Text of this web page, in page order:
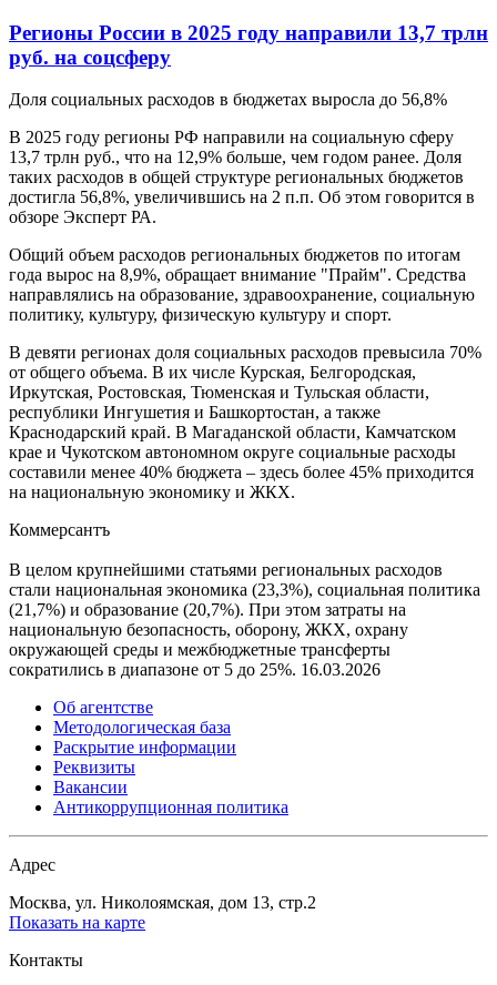
Регионы России в 2025 году направили 13,7 трлн
руб. на соцсферу
Доля социальных расходов в бюджетах выросла до 56,8%
В 2025 году регионы РФ направили на социальную сферу
13,7 трлн руб., что на 12,9% больше, чем годом ранее. Доля
таких расходов в общей структуре региональных бюджетов
достигла 56,8%, увеличившись на 2 п.п. Об этом говорится в
обзоре Эксперт РА.
Общий объем расходов региональных бюджетов по итогам
года вырос на 8,9%, обращает внимание "Прайм". Средства
направлялись на образование, здравоохранение, социальную
политику, культуру, физическую культуру и спорт.
В девяти регионах доля социальных расходов превысила 70%
от общего объема. В их числе Курская, Белгородская,
Иркутская, Ростовская, Тюменская и Тульская области,
республики Ингушетия и Башкортостан, а также
Краснодарский край. В Магаданской области, Камчатском
крае и Чукотском автономном округе социальные расходы
составили менее 40% бюджета – здесь более 45% приходится
на национальную экономику и ЖКХ.
Коммерсантъ
В целом крупнейшими статьями региональных расходов
стали национальная экономика (23,3%), социальная политика
(21,7%) и образование (20,7%). При этом затраты на
национальную безопасность, оборону, ЖКХ, охрану
окружающей среды и межбюджетные трансферты
сократились в диапазоне от 5 до 25%. 16.03.2026
Об агентстве
Методологическая база
Раскрытие информации
Реквизиты
Вакансии
Антикоррупционная политика
Адрес
Москва, ул. Николоямская, дом 13, стр.2
Показать на карте
Контакты